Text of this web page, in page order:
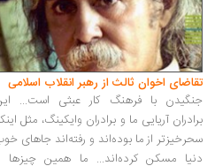
تقاضای اخوان ثالث از رهبر انقلاب اسلامی
جنگیدن با فرهنگ کار عبثی است...
برادران آریایی ما و برادران وایکینگ، مثل
سحرخیزتر از ما بوده‌اند و رفته‌اند جاهای
دنیا مسکن کرده‌اند... ما همین چیزها